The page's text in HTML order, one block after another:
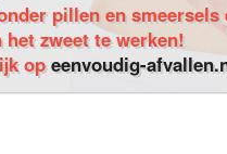
pillen en smeersels
het zweet te werken!
opeenvoudig-